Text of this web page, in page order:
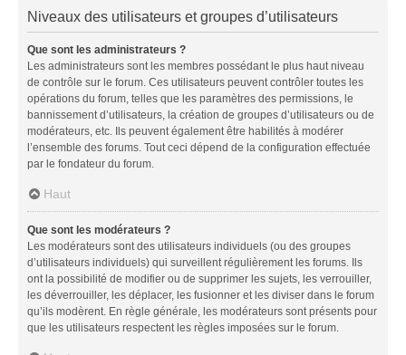
Niveaux des utilisateurs et groupes d’utilisateurs
Que sont les administrateurs ?
Les administrateurs sont les membres possédant le plus haut niveau
de contrôle sur le forum. Ces utilisateurs peuvent contrôler toutes les
opérations du forum, telles que les paramètres des permissions, le
bannissement d’utilisateurs, la création de groupes d’utilisateurs ou de
modérateurs, etc. Ils peuvent également être habilités à modérer
l’ensemble des forums. Tout ceci dépend de la configuration effectuée
par le fondateur du forum.
Haut
Que sont les modérateurs ?
Les modérateurs sont des utilisateurs individuels (ou des groupes
d’utilisateurs individuels) qui surveillent régulièrement les forums. Ils
ont la possibilité de modifier ou de supprimer les sujets, les verrouiller,
les déverrouiller, les déplacer, les fusionner et les diviser dans le forum
qu’ils modèrent. En règle générale, les modérateurs sont présents pour
que les utilisateurs respectent les règles imposées sur le forum.